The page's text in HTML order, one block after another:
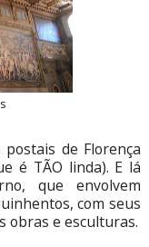
de Florença
é TÃO linda). E lá
que envolvem
com seus
obras e esculturas.